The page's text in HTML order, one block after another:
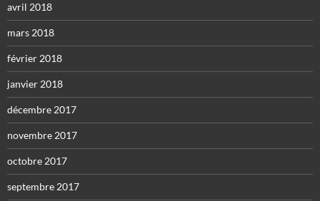
avril 2018
mars 2018
février 2018
janvier 2018
décembre 2017
novembre 2017
octobre 2017
septembre 2017